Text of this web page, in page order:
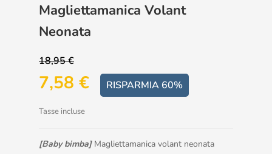
Magliettamanica Volant
Neonata
18,95 €
7,58 € RISPARMIA 60%
Tasse incluse
[Baby bimba] Magliettamanica volant neonata